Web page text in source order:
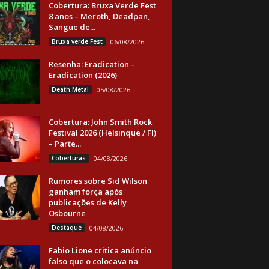
Cobertura: Bruxa Verde Fest
8 anos – Meroth, Deadpan,
Sangue de...
Bruxa verde Fest 06/08/2026
Resenha: Eradication –
Eradication (2026)
Death Metal 05/08/2026
Cobertura: John Smith Rock
Festival 2026 (Helsinque / FI)
– Parte...
Coberturas 04/08/2026
Rumores sobre Sid Wilson
ganham força após
publicações de Kelly
Osbourne
Destaque 04/08/2026
Fabio Lione critica anúncio
falso que o colocava na